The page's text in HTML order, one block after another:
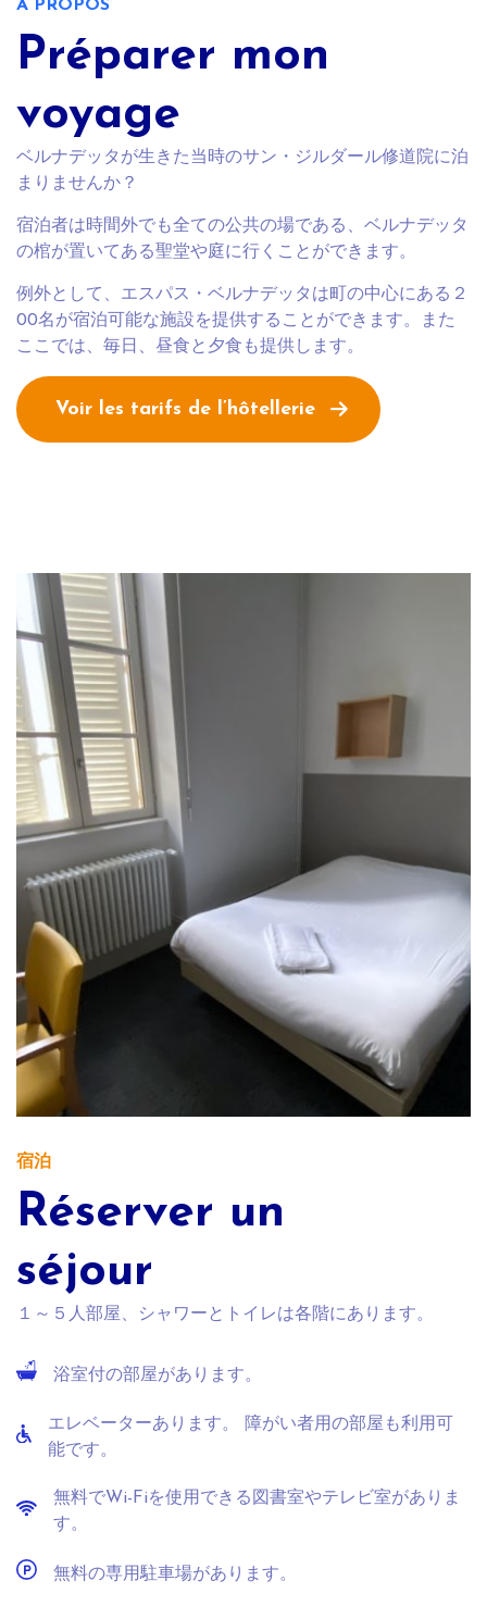
A PROPOS
Préparer mon
voyage
ベルナデッタが生きた当時のサン・ジルダール修道院に泊
まりませんか？
宿泊者は時間外でも全ての公共の場である、ベルナデッタ
の棺が置いてある聖堂や庭に行くことができます。
例外として、エスパス・ベルナデッタは町の中心にある２
00名が宿泊可能な施設を提供することができます。また
ここでは、毎日、昼食と夕食も提供します。
Voir les tarifs de l’hôtellerie
宿泊
Réserver un
séjour
１～５人部屋、シャワーとトイレは各階にあります。
浴室付の部屋があります。
エレベーターあります。 障がい者用の部屋も利用可
能です。
無料でWi-Fiを使用できる図書室やテレビ室がありま
す。
無料の専用駐車場があります。